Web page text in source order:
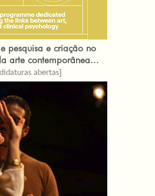
pesquisa e criação no
arte contemporânea...
abertas]